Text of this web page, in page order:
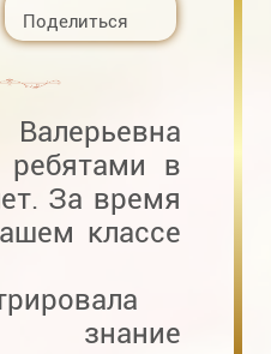
Поделиться
ребятами в
За время
классе
знание